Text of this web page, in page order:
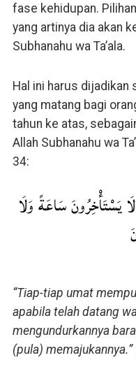
fase kehidupan.
yang artinya dia akan
Subhanahu wa Ta’ala.
Hal ini harus dijadikan
yang matang bagi
tahun ke atas,
Allah Subhanahu wa
34:
يَسْتَأْخِرُونَ سَاعَةً وَلَا
“Tiap-tiap umat
apabila telah datang
mengundurkannya
(pula) memajukannya.”